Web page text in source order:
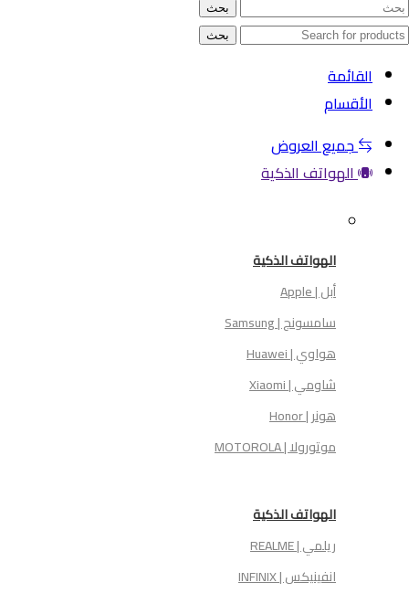
القائمة
الأقسام
جميع العروض
الهواتف الذكية
الهواتف الذكية
سامسونج | Samsung
هواوي | Huawei
شاومي | Xiaomi
موتورولا | MOTOROLA
الهواتف الذكية
ريلمي | REALME
انفينيكس | INFINIX